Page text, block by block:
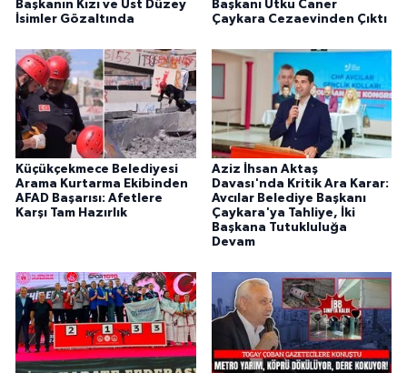
Başkanın Kızı ve Üst Düzey
İsimler Gözaltında
Başkanı Utku Caner
Çaykara Cezaevinden Çıktı
Küçükçekmece Belediyesi
Arama Kurtarma Ekibinden
AFAD Başarısı: Afetlere
Karşı Tam Hazırlık
Aziz İhsan Aktaş
Davası'nda Kritik Ara Karar:
Avcılar Belediye Başkanı
Çaykara'ya Tahliye, İki
Başkana Tutukluluğa
Devam